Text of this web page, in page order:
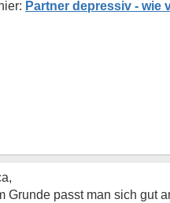
Partner depressiv - wie
Grunde passt man sich gut